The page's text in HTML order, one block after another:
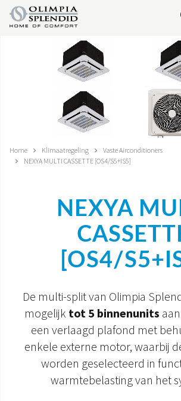
KLIMAATREGELING
GEÏNTEGREERDE SYSTEMEN
Home Klimaatregeling
Vaste Airconditioners
NEXYA MULTI CASSETTE [OS4/S5+IS5]
NEXYA
[OS4/
De multi-split van Olimpia
mogelijk tot 5 binnenunits
een verlaagd plafond met
enkele externe motor, waarbij
worden geselecteerd in
warmtebelasting van het